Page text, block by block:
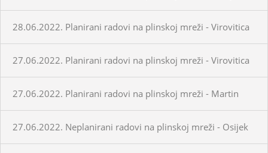
28.06.2022. Planirani radovi na plinskoj mreži - Virovitica
27.06.2022. Planirani radovi na plinskoj mreži - Virovitica
27.06.2022. Planirani radovi na plinskoj mreži - Martin
27.06.2022. Neplanirani radovi na plinskoj mreži - Osijek